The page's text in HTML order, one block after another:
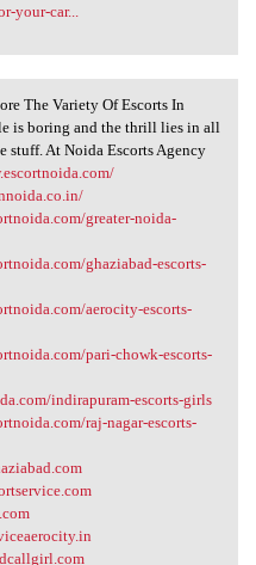
your-car...
The
The Variety Of Escorts In
is boring and the thrill lies in all
stuff. At Noida Escorts Agency
greater-noida-
ghaziabad-escorts-
aerocity-escorts-
pari-chowk-escorts-
indirapuram-escorts-girls
raj-nagar-escorts-